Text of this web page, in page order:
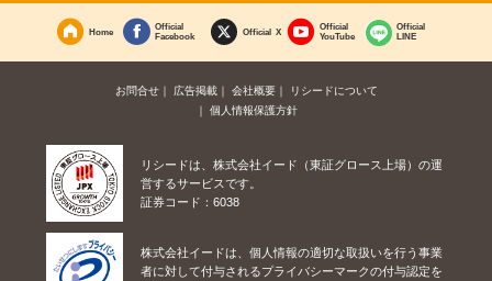
Home
Official
Facebook
Official X
Official
YouTube
Official
LINE
お問合せ 広告掲載 会社概要
リシードについて
個人情報保護方針
リシードは、株式会社イード（東証グロース上場）の運
営するサービスです。
証券コード：6038
株式会社イードは、個人情報の適切な取扱いを行う事業
者に対して付与されるプライバシーマークの付与認定を